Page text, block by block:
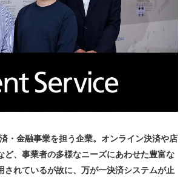
・金融事業を担う企業。オンライン決済や店
、事業者の多様なニーズにあわせた豊富な
れているが故に、万が一決済システムが止